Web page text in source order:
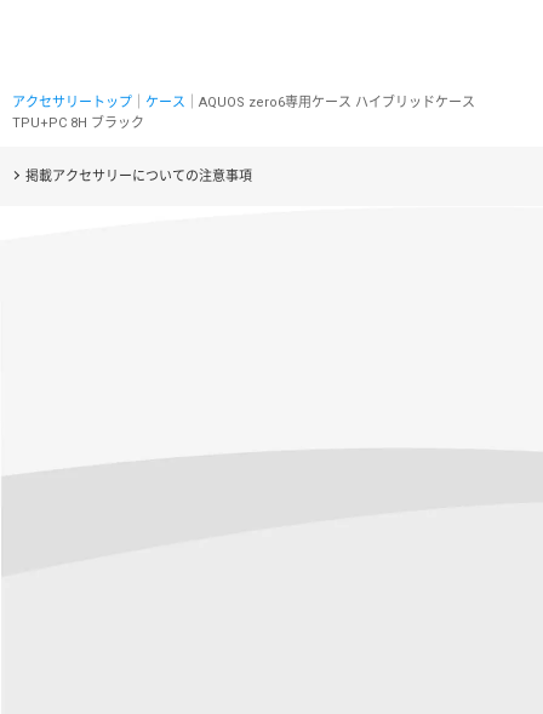
アクセサリートップ ケース ｜AQUOS zero6専用ケース ハイブリッドケース
TPU+PC 8H ブラック
掲載アクセサリーについての注意事項